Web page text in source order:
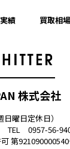
績 買取相場
株式会社
曜日定休日）
TEL 0957-56-
第